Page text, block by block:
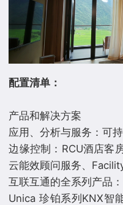
配置清单：
产品和解决方案
应用、分析与服务：可
边缘控制：RCU酒店客
云能效顾问服务、
互联互通的全系列产品：
Unica 珍铂系列KNX智